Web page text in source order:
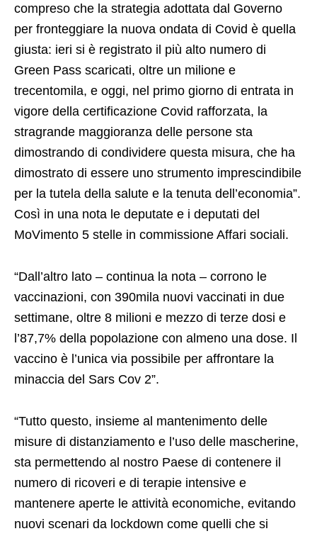
compreso che la strategia adottata dal Governo
per fronteggiare la nuova ondata di Covid è quella
giusta: ieri si è registrato il più alto numero di
Green Pass scaricati, oltre un milione e
trecentomila, e oggi, nel primo giorno di entrata in
vigore della certificazione Covid rafforzata, la
stragrande maggioranza delle persone sta
dimostrando di condividere questa misura, che ha
dimostrato di essere uno strumento imprescindibile
per la tutela della salute e la tenuta dell’economia”.
Così in una nota le deputate e i deputati del
MoVimento 5 stelle in commissione Affari sociali.
“Dall’altro lato – continua la nota – corrono le
vaccinazioni, con 390mila nuovi vaccinati in due
settimane, oltre 8 milioni e mezzo di terze dosi e
l’87,7% della popolazione con almeno una dose. Il
vaccino è l’unica via possibile per affrontare la
minaccia del Sars Cov 2”.
“Tutto questo, insieme al mantenimento delle
misure di distanziamento e l’uso delle mascherine,
sta permettendo al nostro Paese di contenere il
numero di ricoveri e di terapie intensive e
mantenere aperte le attività economiche, evitando
nuovi scenari da lockdown come quelli che si